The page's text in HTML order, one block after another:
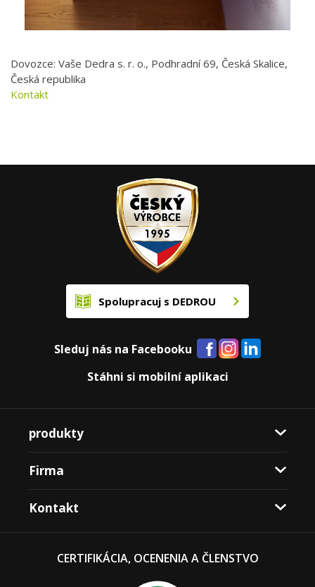
Dovozce: Vaše Dedra s. r. o., Podhradní 69, Česká Skalice,
Česká republika
Kontakt
Spolupracuj s DEDROU
Sleduj nás na Facebooku
Stáhni si mobilní aplikaci
produkty
Firma
Kontakt
CERTIFIKÁCIA, OCENENIA A ČLENSTVO